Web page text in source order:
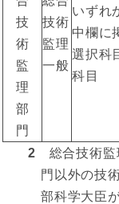
技
術
監
理
部
門
技術
監理
一般
いずれ
中欄に
選択科
科目
2 総合技術監
門以外の技
部科学大臣